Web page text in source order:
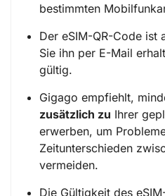
bestimmten
Der eSIM-QR-Code ist
Sie ihn per E-Mail
gültig.
Gigago empfiehlt,
zusätzlich zu Ihrer
erwerben, um
Zeitunterschieden
vermeiden.
Die Gültigkeit des